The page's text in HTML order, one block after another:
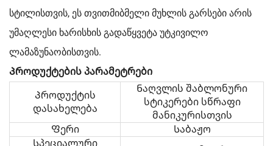
სტილისთვის, ეს თვითმიბმელი მუხლის გარსები არის
უმაღლესი ხარისხის გადაწყვეტა უტკივილო
ლამაზუნაობისთვის.
Პროდუქტების პარამეტრები
Პროდუქტის
დასახელება
Ნაღვლის შაბლონური
სტიკერები სწრაფი
მანიკურისთვის
Ფერი
Საბაჟო
Სპეციალური